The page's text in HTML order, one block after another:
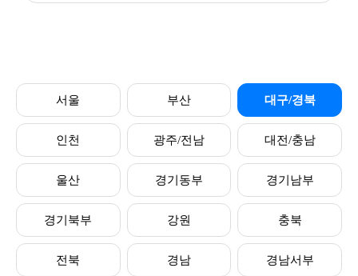
서울 부산 대구/경북
인천 광주/전남 대전/충남
울산 경기동부 경기남부
경기북부 강원 충북
전북 경남 경남서부